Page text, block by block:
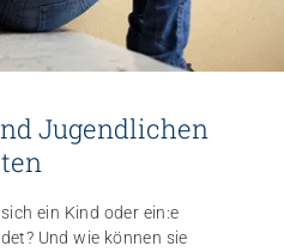
Jugendlichen
ein Kind oder ein:e
Und wie können sie